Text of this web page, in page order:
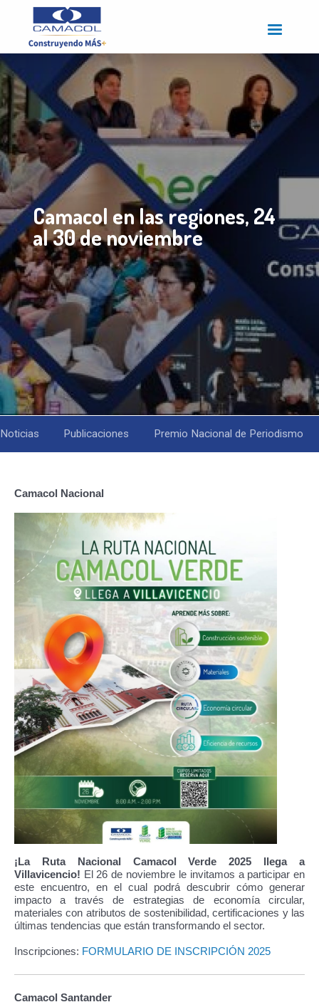
contenido
principal
Camacol en las regiones, 24
al 30 de noviembre
Noticias Publicaciones Premio Nacional de Periodismo
Camacol Nacional
¡La Ruta Nacional Camacol Verde 2025 llega a
Villavicencio! El 26 de noviembre le invitamos a participar en
este encuentro, en el cual podrá descubrir cómo generar
impacto a través de estrategias de economía circular,
materiales con atributos de sostenibilidad, certificaciones y las
últimas tendencias que están transformando el sector.
Inscripciones: FORMULARIO DE INSCRIPCIÓN 2025
Camacol Santander